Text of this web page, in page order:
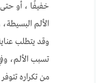
خفيفًا ، أو
الألم
وقد يتطلب
تسبب الألم،
من تكراره